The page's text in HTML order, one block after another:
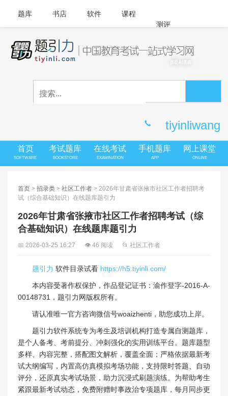
题库 书店 软件
课程
测评
APP下载
tiyinliwang
首页
SOFTWARE
考试题库
BOOKSTORE
在线考试
EXAMINATION
手机题库
APP
网上课堂
ONLINE
首页 > 招录类 > 社区工作者 > 2026年甘肃省张掖市社区工作者招聘考
试（综合基础知识）在线题库题引力
2026年甘肃省张掖市社区工作者招聘考试（综
合基础知识）在线题库题引力
📅 2026-03-25 16:27 👁 46 阅读 📂 社区工作者
题引力 软件目录试看 https://h5.tiyinli.com/
本内容受著作权保护，作品登记证书：渝作登字-2016-A-
00148731，题引力网版权所有。
请认准唯一官方咨询微信号woaizhenti，助您成功上岸。
题引力软件系统专为考生及培训机构打造专属自测题库，
是个人备考、考前提分、冲刺强化的实用训练平台。题库题型
多样、内容完整，搭配图文解析，覆盖全面；严格依据最新考
试大纲编写，内置高仿真模拟考场功能，支持限时答题、自动
评分，还原真实考试场景，助力沉浸式刷题演练。为帮助考生
紧跟最新考试动态，免费附赠时事政治专项题库，每月同步更